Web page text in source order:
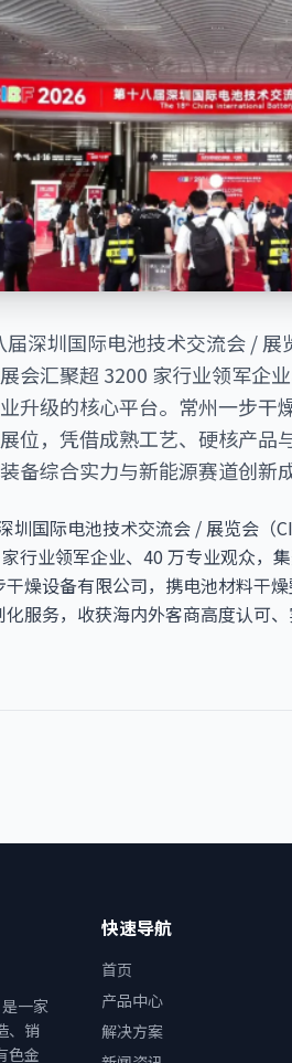
深圳国际电池技术交流会 /
会汇聚超 3200 家行业领军企
升级的核心平台。常州一步
位，凭借成熟工艺、硬核产品
备综合实力与新能源赛道创新成
圳国际电池技术交流会 / 展览会（
行业领军企业、40 万专业观众，
燥设备有限公司，携电池材料干
服务，收获海内外客商高度认可
一家
、销
色金
快速导航
首页
产品中心
解决方案